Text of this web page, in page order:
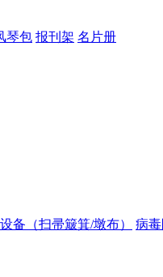
琴包 报刊架 名片册
备（扫帚簸箕/墩布） 病